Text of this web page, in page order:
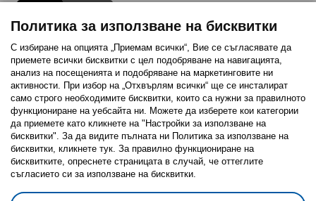
Последвайте ни:
FacebookTwitterYoutubePinterestInstagram
Политика за използване на бисквитки (Cookies)
Избор на настройки за използване на бисквитки
Политика за използване на бисквитки
С избиране на опцията „Приемам всички“, Вие се съгласявате да
приемете всички бисквитки с цел подобряване на навигацията,
анализ на посещенията и подобряване на маркетинговите ни
активности. При избор на „Отхвърлям всички“ ще се инсталират
само строго необходимитe бисквитки, които са нужни за правилното
функциониране на уебсайта ни. Можете да изберете кои категории
да приемете като кликнете на "Настройки за използване на
бисквитки". За да видите пълната ни Политика за използване на
бисквитки, кликнете тук. За правилно функциониране на
бисквитките, опреснете страницата в случай, че оттеглите
съгласието си за използване на бисквитки.